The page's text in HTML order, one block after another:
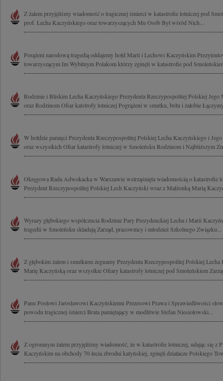
Z żalem przyjęliśmy wiadomość o tragicznej śmierci w katastrofie lotniczej pod
prof. Lecha Kaczyńskiego oraz towarzyszących Mu Osób Był wśród Nich...
Porążeni narodową tragedią oddajemy hołd Marii i Lechowi Kaczyńskim
towarzyszącym Im Wybitnym Polakom którzy zginęli w katastrofie pod
Rodzinie i Bliskim Lecha Kaczyńskiego Prezydenta Rzeczypospolitej Polskiej
oraz Rodzinom Ofiar katstrofy lotniczej Pogrążeni w smutku, bólu i żałobie
W hołdzie pamięci Prezydenta Rzeczypospolitej Polskiej Lecha Kaczyńskiego i
oraz wszystkich Ofiar katastrofy lotniczej w Smoleńsku Rodzinom i Najbliższym
Okręgowa Rada Adwokacka w Warszawie wstrząśnięta wiadomością o katastrofie
Prezydent Rzeczypospolitej Polskiej Lech Kaczyński wraz z Małżonką Marią
Wyrazy głębokiego współczucia Rodzinie Pary Prezydenckiej Lecha i Marii
tragedii w Smoleńsku składają Zarząd, pracownicy i młodzież Szkolnego Związku...
Z głębokim żalem i smutkiem żegnamy Prezydenta Rzeczypospolitej Polskiej Lecha
Marię Kaczyńską oraz wszystkie Ofiary katastrofy lotniczej pod Smoleńskiem
Panu Posłowi Jarosławowi Kaczyńskiemu Prezesowi Prawa i Sprawiedliwości
powodu tragicznej śmierci Brata pamiętający w modlitwie Stefan Niesiołowski...
Z ogromnym żalem przyjęliśmy wiadomość, że w katastrofie lotniczej, udając się z
Kaczyńskim na obchody 70-lecia zbrodni katyńskiej, zginęli działacze Polskiego